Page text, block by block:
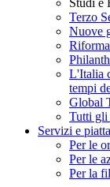
Studi e
Terzo
Nuove
L'Italia
tempi
Global
Tutti gli
Servizi e
Per le
Per le
Per la